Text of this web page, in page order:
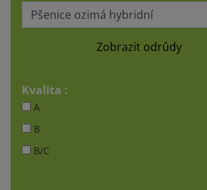
Pšenice ozimá hybridní
Zobrazit odrůdy
Kvalita :
A
B
B/C